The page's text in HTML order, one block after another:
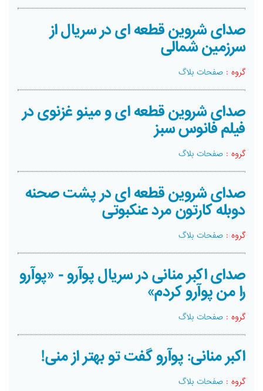
صدای شروین قطعه ای در سریال از
سرزمین شمالی
گروه : صفحات بلاگ
صدای شروین قطعه ای و مینو غزنوی در
فیلم فانوس سبز
گروه : صفحات بلاگ
صدای شروین قطعه ای در پشت صحنه
دوبله کارتون مرد عنکبوتی
گروه : صفحات بلاگ
صدای اکبر منانی در سریال پوآرو - «پوآرو
را من پوآرو كردم»
گروه : صفحات بلاگ
اکبر منانی: پوآرو گفت تو بهتر از منی!
گروه : صفحات بلاگ